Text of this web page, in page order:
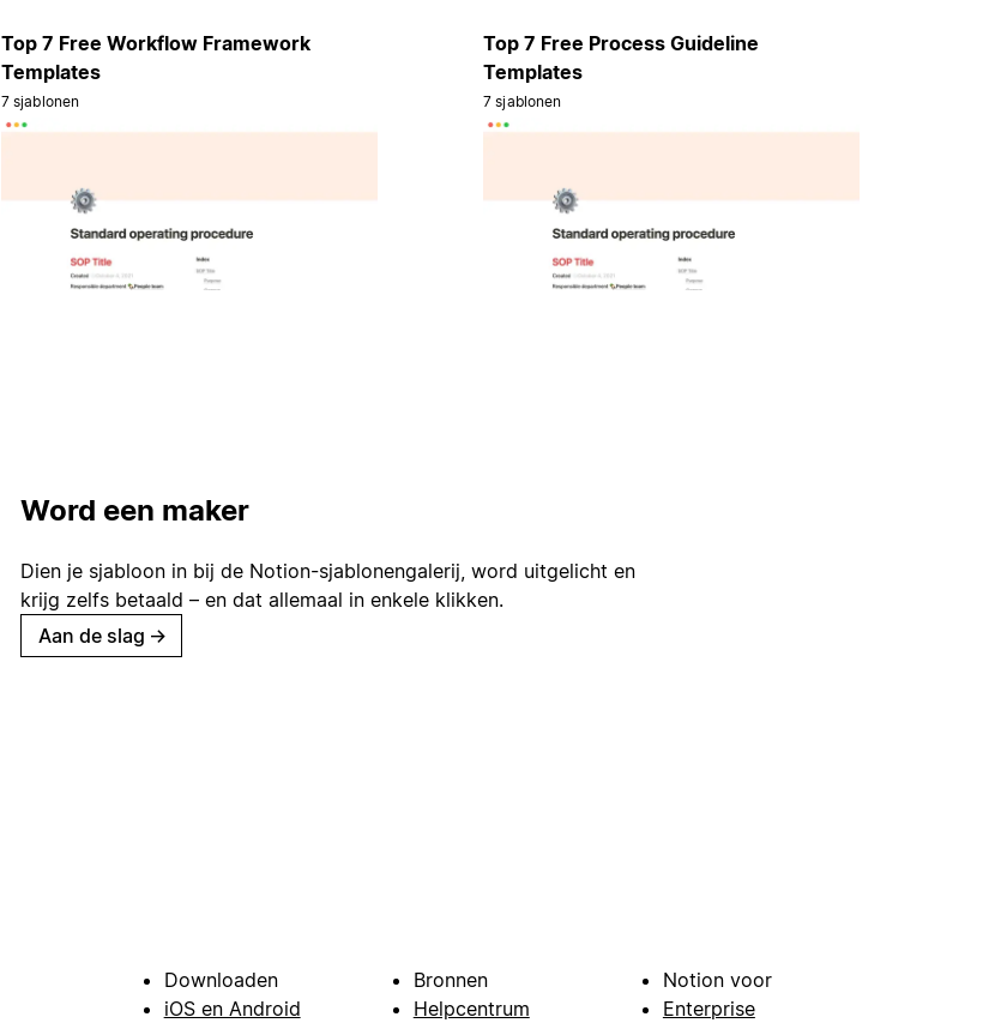
Top 7 Free Workflow Framework
Templates
7 sjablonen
Top 7 Free Process Guideline
Templates
7 sjablonen
Word een maker
Dien je sjabloon in bij de Notion-sjablonengalerij, word uitgelicht en
krijg zelfs betaald – en dat allemaal in enkele klikken.
Aan de slag →
Downloaden
iOS en Android
Bronnen
Helpcentrum
Notion voor
Enterprise